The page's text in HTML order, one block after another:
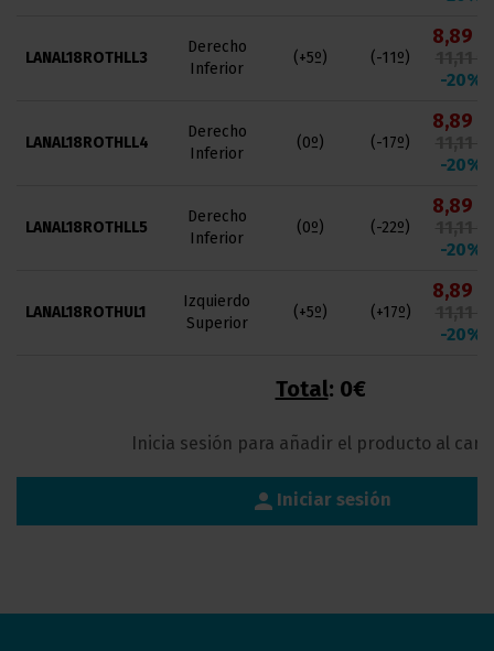
LANAL18ROTHLL3
Derecho
Inferior
(+5º) (-11º)
8,89 €
-20%
LANAL18ROTHLL4
Derecho
Inferior
(0º) (-17º)
8,89 €
-20%
LANAL18ROTHLL5
Derecho
Inferior
(0º) (-22º)
8,89 €
-20%
LANAL18ROTHUL1
Izquierdo
Superior
(+5º) (+17º)
8,89 €
-20%
Total: 0€
Inicia sesión para añadir el producto al
person Iniciar sesión